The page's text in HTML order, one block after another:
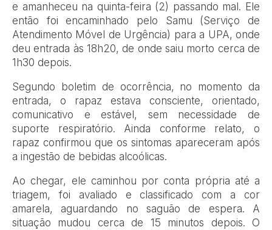
e amanheceu na quinta-feira (2) passando mal. Ele
então foi encaminhado pelo Samu (Serviço de
Atendimento Móvel de Urgência) para a UPA, onde
deu entrada às 18h20, de onde saiu morto cerca de
1h30 depois.
Segundo boletim de ocorrência, no momento da
entrada, o rapaz estava consciente, orientado,
comunicativo e estável, sem necessidade de
suporte respiratório. Ainda conforme relato, o
rapaz confirmou que os sintomas apareceram após
a ingestão de bebidas alcoólicas.
Ao chegar, ele caminhou por conta própria até a
triagem, foi avaliado e classificado com a cor
amarela, aguardando no saguão de espera. A
situação mudou cerca de 15 minutos depois. O